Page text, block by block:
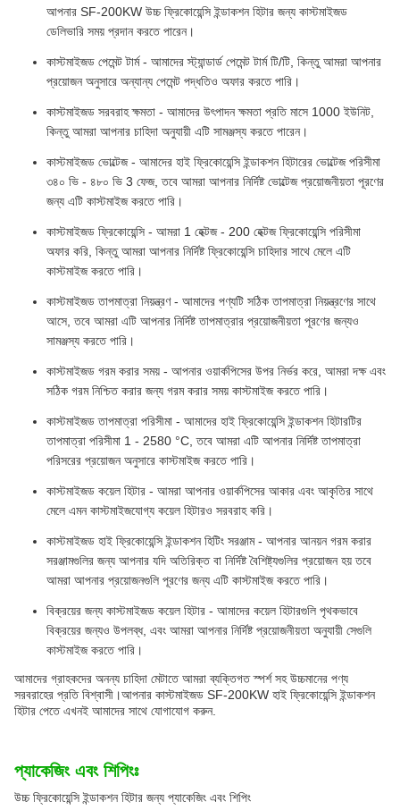
আপনার SF-200KW উচ্চ ফ্রিকোয়েন্সি ইন্ডাকশন হিটার জন্য কাস্টমাইজড
ডেলিভারি সময় প্রদান করতে পারেন।
কাস্টমাইজড পেমেন্ট টার্ম - আমাদের স্ট্যান্ডার্ড পেমেন্ট টার্ম টি/টি, কিন্তু আমরা আপনার
প্রয়োজন অনুসারে অন্যান্য পেমেন্ট পদ্ধতিও অফার করতে পারি।
কাস্টমাইজড সরবরাহ ক্ষমতা - আমাদের উৎপাদন ক্ষমতা প্রতি মাসে 1000 ইউনিট,
কিন্তু আমরা আপনার চাহিদা অনুযায়ী এটি সামঞ্জস্য করতে পারেন।
কাস্টমাইজড ভোল্টেজ - আমাদের হাই ফ্রিকোয়েন্সি ইন্ডাকশন হিটারের ভোল্টেজ পরিসীমা
৩৪০ ভি - ৪৮০ ভি 3 ফেজ, তবে আমরা আপনার নির্দিষ্ট ভোল্টেজ প্রয়োজনীয়তা পূরণের
জন্য এটি কাস্টমাইজ করতে পারি।
কাস্টমাইজড ফ্রিকোয়েন্সি - আমরা 1 হেক্টজ - 200 হেক্টজ ফ্রিকোয়েন্সি পরিসীমা
অফার করি, কিন্তু আমরা আপনার নির্দিষ্ট ফ্রিকোয়েন্সি চাহিদার সাথে মেলে এটি
কাস্টমাইজ করতে পারি।
কাস্টমাইজড তাপমাত্রা নিয়ন্ত্রণ - আমাদের পণ্যটি সঠিক তাপমাত্রা নিয়ন্ত্রণের সাথে
আসে, তবে আমরা এটি আপনার নির্দিষ্ট তাপমাত্রার প্রয়োজনীয়তা পূরণের জন্যও
সামঞ্জস্য করতে পারি।
কাস্টমাইজড গরম করার সময় - আপনার ওয়ার্কপিসের উপর নির্ভর করে, আমরা দক্ষ এবং
সঠিক গরম নিশ্চিত করার জন্য গরম করার সময় কাস্টমাইজ করতে পারি।
কাস্টমাইজড তাপমাত্রা পরিসীমা - আমাদের হাই ফ্রিকোয়েন্সি ইন্ডাকশন হিটারটির
তাপমাত্রা পরিসীমা 1 - 2580 °C, তবে আমরা এটি আপনার নির্দিষ্ট তাপমাত্রা
পরিসরের প্রয়োজন অনুসারে কাস্টমাইজ করতে পারি।
কাস্টমাইজড কয়েল হিটার - আমরা আপনার ওয়ার্কপিসের আকার এবং আকৃতির সাথে
মেলে এমন কাস্টমাইজযোগ্য কয়েল হিটারও সরবরাহ করি।
কাস্টমাইজড হাই ফ্রিকোয়েন্সি ইন্ডাকশন হিটিং সরঞ্জাম - আপনার আনয়ন গরম করার
সরঞ্জামগুলির জন্য আপনার যদি অতিরিক্ত বা নির্দিষ্ট বৈশিষ্ট্যগুলির প্রয়োজন হয় তবে
আমরা আপনার প্রয়োজনগুলি পূরণের জন্য এটি কাস্টমাইজ করতে পারি।
বিক্রয়ের জন্য কাস্টমাইজড কয়েল হিটার - আমাদের কয়েল হিটারগুলি পৃথকভাবে
বিক্রয়ের জন্যও উপলব্ধ, এবং আমরা আপনার নির্দিষ্ট প্রয়োজনীয়তা অনুযায়ী সেগুলি
কাস্টমাইজ করতে পারি।
আমাদের গ্রাহকদের অনন্য চাহিদা মেটাতে আমরা ব্যক্তিগত স্পর্শ সহ উচ্চমানের পণ্য
সরবরাহের প্রতি বিশ্বাসী।আপনার কাস্টমাইজড SF-200KW হাই ফ্রিকোয়েন্সি ইন্ডাকশন
হিটার পেতে এখনই আমাদের সাথে যোগাযোগ করুন.
প্যাকেজিং এবং শিপিংঃ
উচ্চ ফ্রিকোয়েন্সি ইন্ডাকশন হিটার জন্য প্যাকেজিং এবং শিপিং